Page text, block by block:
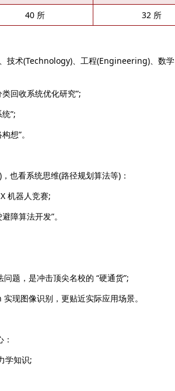
40 所 32 所
技术(Technology)、工程(Engineering)、数学
回收系统优化研究”;
”;
想”。
看系统思维(路径规划算法等)：
机器人竞赛;
障算法开发”。
题，是冲击顶尖名校的 “硬通货”;
图像识别，更贴近实际应用场景。
学知识;